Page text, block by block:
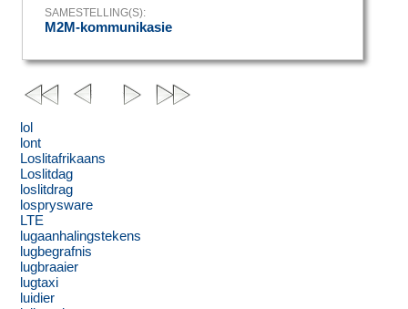
SAMESTELLING(S):
M2M-kommunikasie
lol
lont
Loslitafrikaans
Loslitdag
loslitdrag
losprysware
LTE
lugaanhalingstekens
lugbegrafnis
lugbraaier
lugtaxi
luidier